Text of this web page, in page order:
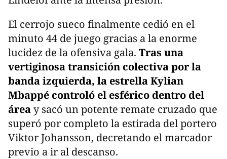
El cerrojo sueco finalmente cedió en el
minuto 44 de juego gracias a la enorme
lucidez de la ofensiva gala. Tras una
vertiginosa transición colectiva por la
banda izquierda, la estrella Kylian
Mbappé controló el esférico dentro del
áreay sacó un potente remate cruzado que
superó por completo la estirada del portero
Viktor Johansson, decretando el marcador
previo a ir al descanso.